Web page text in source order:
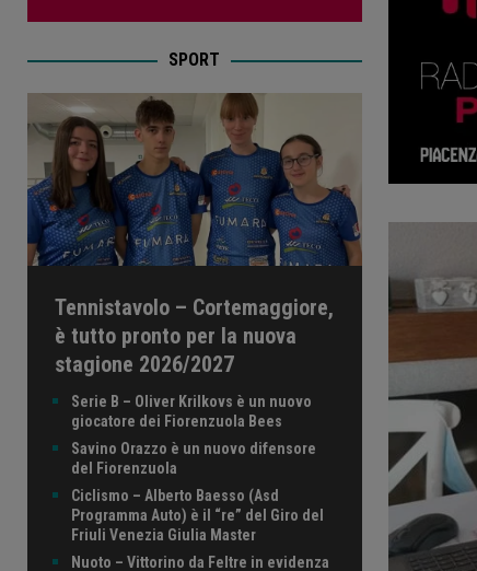
SPORT
Tennistavolo – Cortemaggiore,
è tutto pronto per la nuova
stagione 2026/2027
Serie B – Oliver Krilkovs è un nuovo
giocatore dei Fiorenzuola Bees
Savino Orazzo è un nuovo difensore
del Fiorenzuola
Ciclismo – Alberto Baesso (Asd
Programma Auto) è il “re” del Giro del
Friuli Venezia Giulia Master
Nuoto – Vittorino da Feltre in evidenza